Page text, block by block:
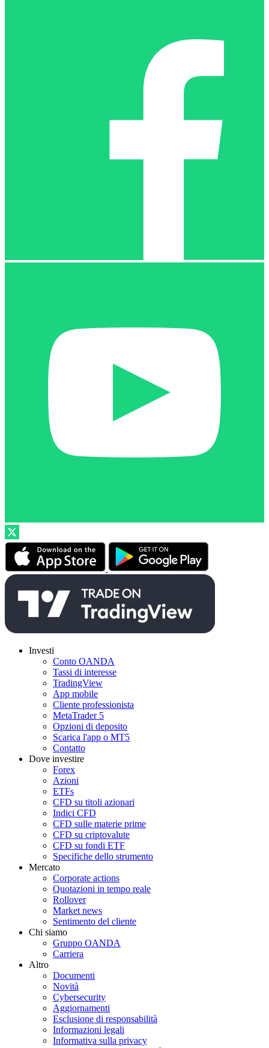
Investi
Conto OANDA
Tassi di interesse
TradingView
App mobile
Cliente professionista
MetaTrader 5
Opzioni di deposito
Scarica l'app o MT5
Contatto
Dove investire
Forex
Azioni
ETFs
CFD su titoli azionari
Indici CFD
CFD sulle materie prime
CFD su criptovalute
CFD su fondi ETF
Specifiche dello strumento
Mercato
Corporate actions
Quotazioni in tempo reale
Rollover
Market news
Sentimento del cliente
Chi siamo
Gruppo OANDA
Carriera
Altro
Documenti
Novità
Cybersecurity
Aggiornamenti
Esclusione di responsabilità
Informazioni legali
Informativa sulla privacy